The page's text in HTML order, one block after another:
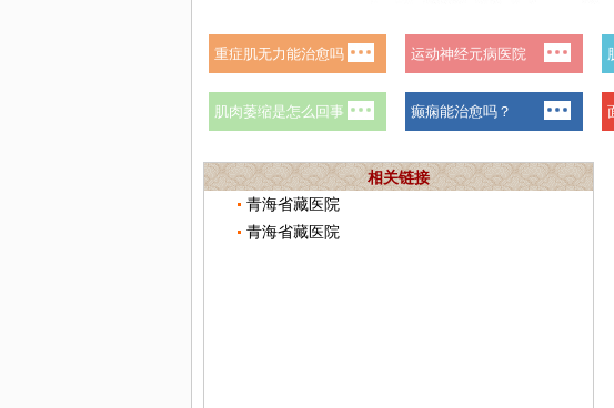
相关链接
青海省藏医院
青海省藏医院